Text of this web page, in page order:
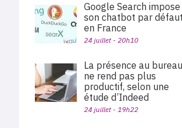
Google Search impose
son chatbot par défaut
en France
24 juillet - 20h10
La présence au bureau
ne rend pas plus
productif, selon une
étude d’Indeed
24 juillet - 19h22